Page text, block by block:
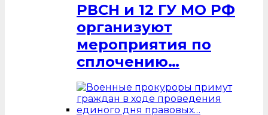
РВСН и 12 ГУ МО РФ
организуют
мероприятия по
сплочению…